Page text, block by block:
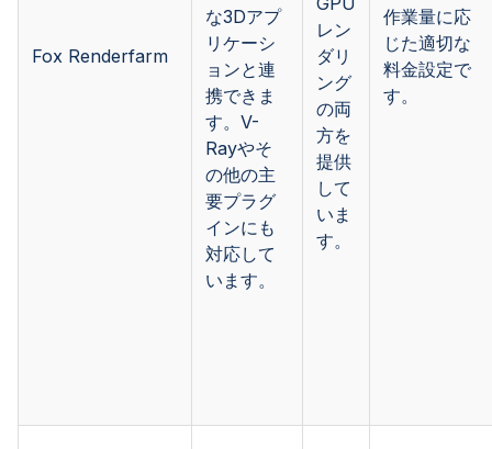
Fox Renderfarm
な3Dアプ
リケーシ
ョンと連
携できま
す。V-
Rayやそ
の他の主
要プラグ
インにも
対応して
います。
レン
ダリ
ング
の両
方を
提供
して
いま
す。
作業量に応
じた適切な
料金設定で
す。